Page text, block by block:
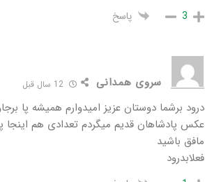
3 پاسخ
سروی همدانی
درود برشما دوستان عزیز امیدوارم همیشه پا
عکس پادشاهان قدیم میگردم تعدادی هم اینجا
مافق باشید
فعلابدرود